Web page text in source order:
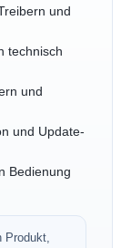
und
technisch
und
und Update-
Bedienung
Produkt,